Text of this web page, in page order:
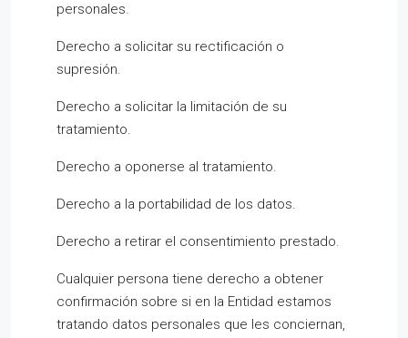
personales.
Derecho a solicitar su rectificación o
supresión.
Derecho a solicitar la limitación de su
tratamiento.
Derecho a oponerse al tratamiento.
Derecho a la portabilidad de los datos.
Derecho a retirar el consentimiento prestado.
Cualquier persona tiene derecho a obtener
confirmación sobre si en la Entidad estamos
tratando datos personales que les conciernan,